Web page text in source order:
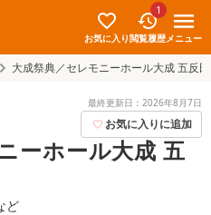
お気に入り
1
閲覧履歴メニュー
大成祭典／セレモニーホール大成 五反田
最終更新日： 2026年8月7日
お気に入りに追加
ーホール大成 五
ど